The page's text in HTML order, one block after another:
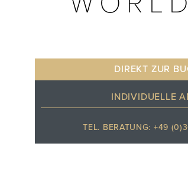
DIREKT ZUR
INDIVIDUELLE
TEL. BERATUNG: +49